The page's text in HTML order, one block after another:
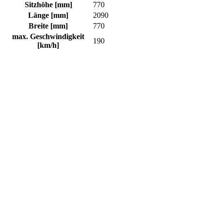
Sitzhöhe [mm]
770
Länge [mm]
2090
Breite [mm]
770
max. Geschwindigkeit
[km/h]
190